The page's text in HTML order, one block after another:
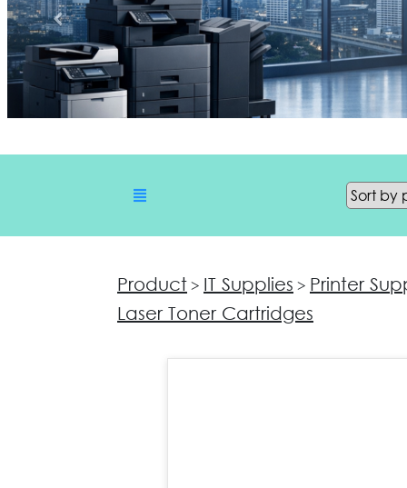
Product > IT Supplies > Printer
Laser Toner Cartridges